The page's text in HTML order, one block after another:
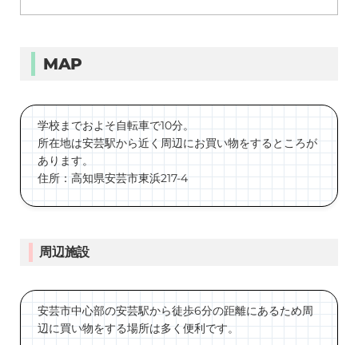
MAP
学校までおよそ自転車で10分。
所在地は安芸駅から近く周辺にお買い物をするところが
あります。
住所：高知県安芸市東浜217-4
周辺施設
安芸市中心部の安芸駅から徒歩6分の距離にあるため周
辺に買い物をする場所は多く便利です。